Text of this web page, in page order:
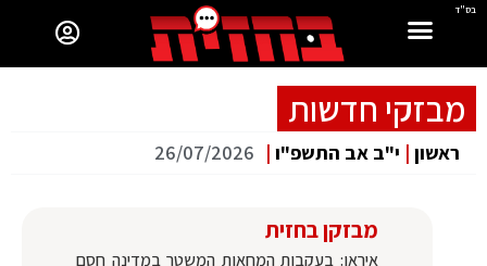
בס"ד
מבזקי חדשות
ראשון | י"ב אב התשפ"ו |
26/07/2026
מבזקן בחזית
איראן: בעקבות המחאות המשטר במדינה חסם